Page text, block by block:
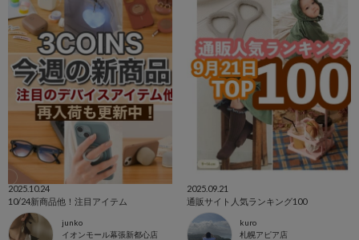
2025.10.24
10/24新商品他！注目アイテム
junko
イオンモール幕張新都心店
2025.09.21
通販サイト人気ランキング100
kuro
札幌アピア店